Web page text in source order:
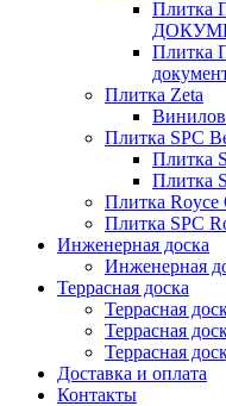
Плитка
Плитка
Плитка Zeta
Плитка SPC
Плитка
Плитка
Плитка Royce
Плитка SPC
Инженерная доска
Инженерная
Террасная доска
Террасная
Террасная
Террасная
Доставка и оплата
Контакты